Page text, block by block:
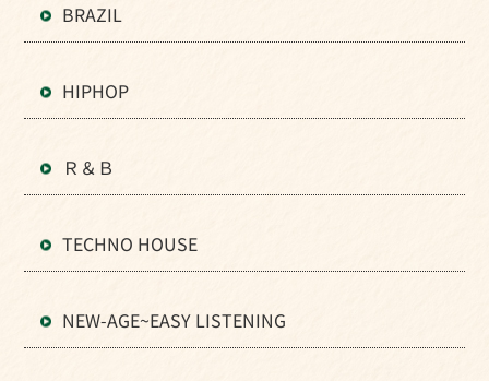
BRAZIL
HIPHOP
Ｒ＆Ｂ
TECHNO HOUSE
NEW-AGE~EASY LISTENING